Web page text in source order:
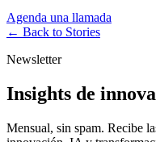
Agenda una llamada
← Back to Stories
Newsletter
Insights de
Mensual, sin spam. Recibe